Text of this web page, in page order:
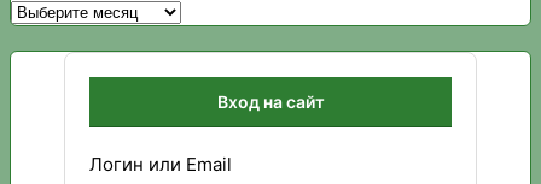
Архивы
Вход на сайт
Логин или Email